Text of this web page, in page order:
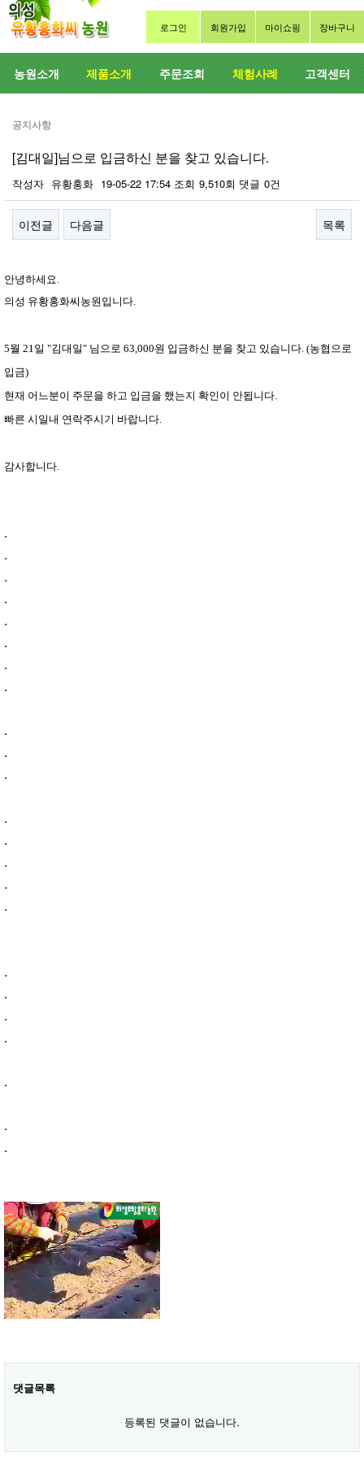
로그인 회원가입 마이쇼핑 장바구니
농원소개 제품소개 주문조회 체험사례 고객센터
공지사항
[김대일]님으로 입금하신 분을 찾고 있습니다.
작성자 유황홍화 19-05-22 17:54 조회 9,510회 댓글 0건
이전글 다음글 목록
안녕하세요.
의성 유황홍화씨농원입니다.
5월 21일 "김대일" 님으로 63,000원 입금하신 분을 찾고 있습니다. (농협으로
입금)
현재 어느분이 주문을 하고 입금을 했는지 확인이 안됩니다.
빠른 시일내 연락주시기 바랍니다.
감사합니다.
.
.
.
.
.
.
.
.
.
.
.
.
.
.
.
.
.
.
.
.
.
.
.
댓글목록
등록된 댓글이 없습니다.